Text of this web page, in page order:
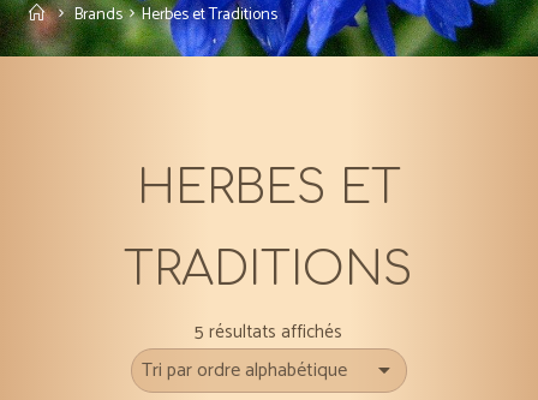
Accueil
Brands Herbes et Traditions
HERBES ET
TRADITIONS
5 résultats affichés